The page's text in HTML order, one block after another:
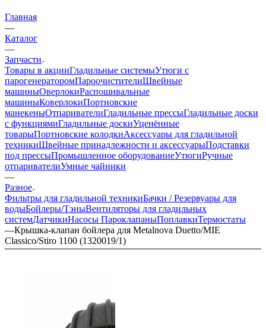
Главная
—
Каталог
—
Запчасти
Товары в акцииГладильные системыУтюги с
парогенераторомПароочистителиШвейные
машиныОверлокиРаспошивальные
машиныКоверлокиПортновские
манекеныОтпаривателиГладильные прессыГладильные доски
с функциямиГладильные доскиУценённые
товарыПортновские колодкиАксессуары для гладильной
техникиШвейные принадлежности и аксессуарыПодставки
под прессыПромышленное оборудованиеУтюгиРучные
отпаривателиУмные чайники
—
Разное
Фильтры для гладильной техникиБачки / Резервуары для
водыБойлеры/ТэныВентиляторы для гладильных
системДатчикиНасосы ПароклапаныПоплавкиТермостаты
—Крышка-клапан бойлера для Metalnova Duetto/MIE
Classico/Stiro 1100 (1320019/1)